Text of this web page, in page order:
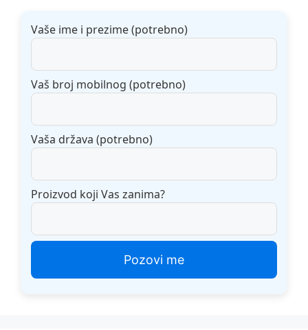
Vaše ime i prezime (potrebno)
Vaš broj mobilnog (potrebno)
Vaša država (potrebno)
Proizvod koji Vas zanima?